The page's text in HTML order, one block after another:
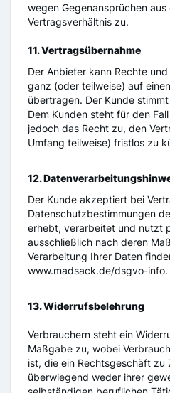
wegen Gegenansprüchen aus
Vertragsverhältnis zu.
11. Vertragsübernahme
Der Anbieter kann Rechte
ganz (oder teilweise) auf
übertragen. Der Kunde
Dem Kunden steht für den
jedoch das Recht zu, den
Umfang teilweise) fristlos zu
12.
Der Kunde akzeptiert bei
Datenschutzbestimmungen
erhebt, verarbeitet und nutzt
ausschließlich nach deren
Verarbeitung Ihrer Daten
www.madsack.de/dsgvo-info.
13. Widerrufsbelehrung
Verbrauchern steht ein
Maßgabe zu, wobei
ist, die ein Rechtsgeschäft
überwiegend weder ihrer